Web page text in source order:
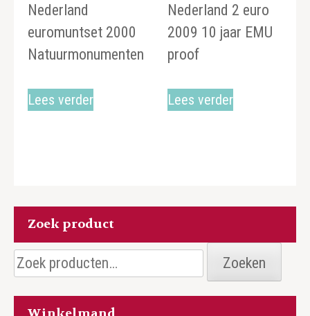
Nederland
euromuntset 2000
Natuurmonumenten
Lees verder
Nederland 2 euro
2009 10 jaar EMU
proof
Lees verder
Zoek product
Zoeken
naar:
Zoeken